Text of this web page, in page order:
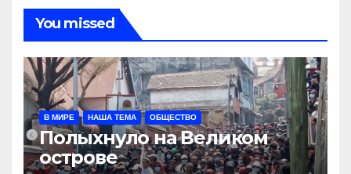
You missed
В МИРЕ НАША ТЕМА ОБЩЕСТВО
Полыхнуло на Великом
острове